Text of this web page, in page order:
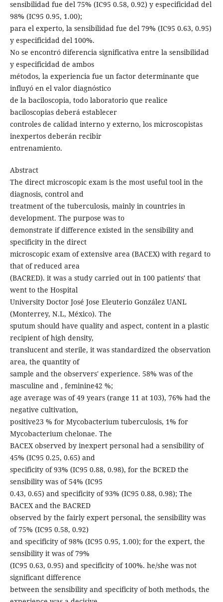
sensibilidad fue del 75% (IC95 0.58, 0.92) y especificidad del
98% (IC95 0.95, 1.00);
para el experto, la sensibilidad fue del 79% (IC95 0.63, 0.95)
y especificidad del 100%.
No se encontró diferencia significativa entre la sensibilidad
y especificidad de ambos
métodos, la experiencia fue un factor determinante que
influyó en el valor diagnóstico
de la baciloscopia, todo laboratorio que realice
baciloscopias deberá establecer
controles de calidad interno y externo, los microscopistas
inexpertos deberán recibir
entrenamiento.
Abstract
The direct microscopic exam is the most useful tool in the
diagnosis, control and
treatment of the tuberculosis, mainly in countries in
development. The purpose was to
demonstrate if difference existed in the sensibility and
specificity in the direct
microscopic exam of extensive area (BACEX) with regard to
that of reduced area
(BACRED). it was a study carried out in 100 patients' that
went to the Hospital
University Doctor José Jose Eleuterio González UANL
(Monterrey, N.L, México). The
sputum should have quality and aspect, content in a plastic
recipient of high density,
translucent and sterile, it was standardized the observation
area, the quantity of
sample and the observers' experience. 58% was of the
masculine and , feminine42 %;
age average was of 49 years (range 11 at 103), 76% had the
negative cultivation,
positive23 % for Mycobacterium tuberculosis, 1% for
Mycobacterium chelonae. The
BACEX observed by inexpert personal had a sensibility of
45% (IC95 0.25, 0.65) and
specificity of 93% (IC95 0.88, 0.98), for the BCRED the
sensibility was of 54% (IC95
0.43, 0.65) and specificity of 93% (IC95 0.88, 0.98); The
BACEX and the BACRED
observed by the fairly expert personal, the sensibility was
of 75% (IC95 0.58, 0.92)
and specificity of 98% (IC95 0.95, 1.00); for the expert, the
sensibility it was of 79%
(IC95 0.63, 0.95) and specificity of 100%. he/she was not
significant difference
between the sensibility and specificity of both methods, the